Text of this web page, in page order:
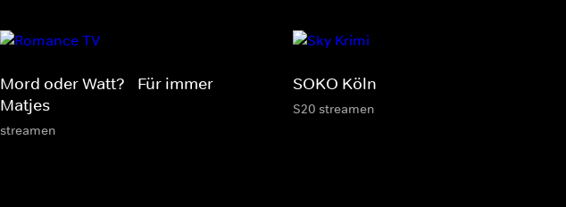
Mord oder Watt? - Für immer
Matjes
streamen
SOKO Köln
S20 streamen